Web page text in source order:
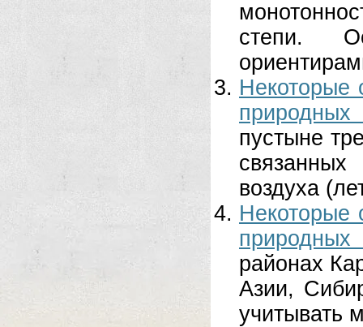
степи.
Некоторые
пустыне
воздуха
Некоторые
районах
Азии,
учитывать